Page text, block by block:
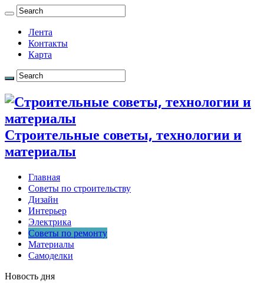
Лента
Контакты
Карта
Строительные советы, технологии и
материалы
Главная
Советы по строительству
Дизайн
Интерьер
Электрика
Советы по ремонту
Материалы
Самоделки
Новость дня